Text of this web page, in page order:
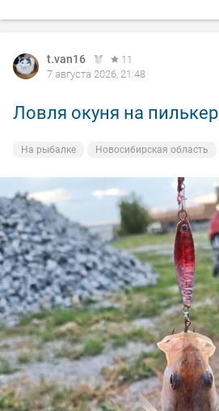
t.van16
11
7 августа 2026, 21:48
Ловля окуня на пилькер
На рыбалке Новосибирская область